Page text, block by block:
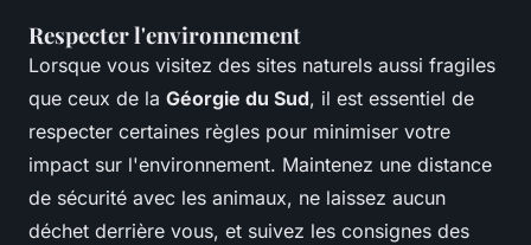
Respecter l'environnement
Lorsque vous visitez des sites naturels aussi fragiles
que ceux de la Géorgie du Sud, il est essentiel de
respecter certaines règles pour minimiser votre
impact sur l'environnement. Maintenez une distance
de sécurité avec les animaux, ne laissez aucun
déchet derrière vous, et suivez les consignes des